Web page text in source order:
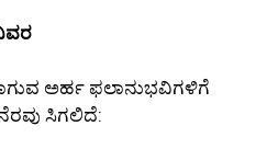
ಅರ್ಹ ಫಲಾನುಭವಿಗಳಿಗೆ
ಸಿಗಲಿದೆ: